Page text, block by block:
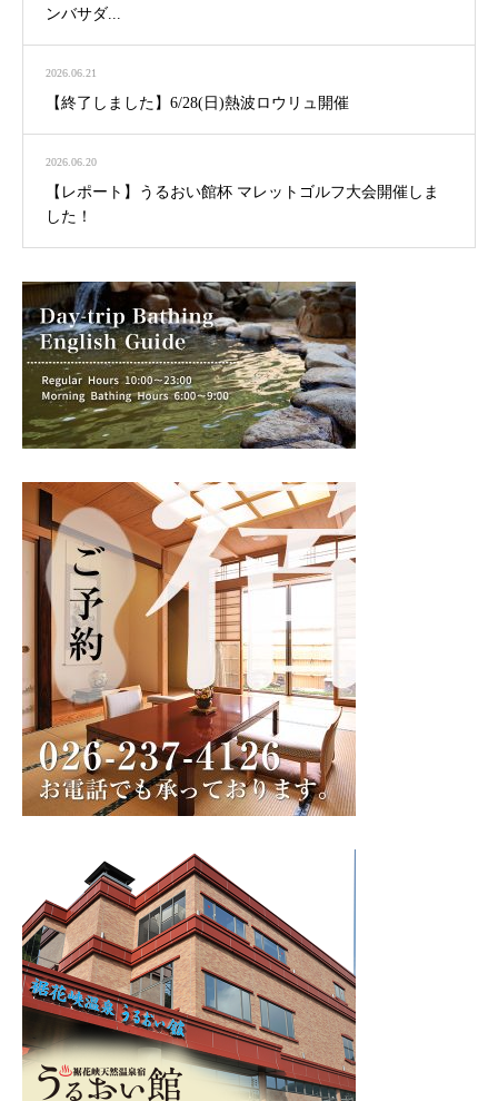
ンバサダ...
2026.06.21
【終了しました】6/28(日)熱波ロウリュ開催
2026.06.20
【レポート】うるおい館杯 マレットゴルフ大会開催しま
した！